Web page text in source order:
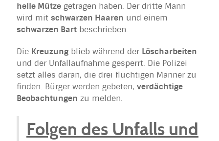
helle Mütze getragen haben. Der dritte Mann
wird mit schwarzen Haaren und einem
schwarzen Bart beschrieben.
Die Kreuzung blieb während der Löscharbeiten
und der Unfallaufnahme gesperrt. Die Polizei
setzt alles daran, die drei flüchtigen Männer zu
finden. Bürger werden gebeten, verdächtige
Beobachtungen zu melden.
Folgen des Unfalls und